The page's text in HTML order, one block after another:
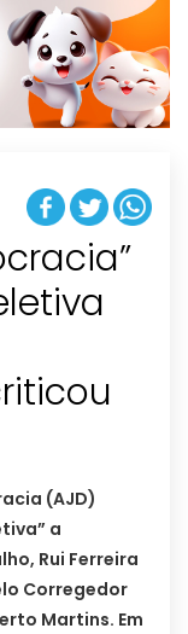
g
t
i
o
n
(AJD)
a
Rui Ferreira
Corregedor
Martins. Em